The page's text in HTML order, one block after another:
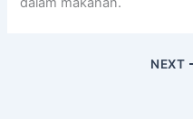
NEXT